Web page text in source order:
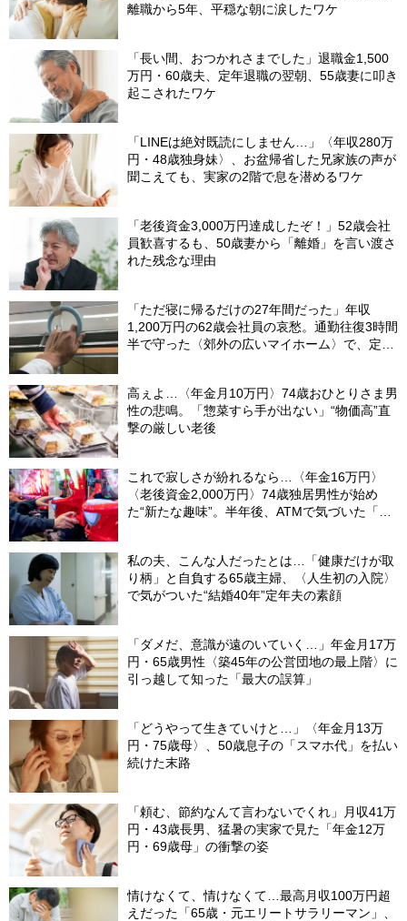
離職から5年、平穏な朝に涙したワケ
「長い間、おつかれさまでした」退職金1,500
万円・60歳夫、定年退職の翌朝、55歳妻に叩き
起こされたワケ
「LINEは絶対既読にしません…」〈年収280万
円・48歳独身妹〉、お盆帰省した兄家族の声が
聞こえても、実家の2階で息を潜めるワケ
「老後資金3,000万円達成したぞ！」52歳会社
員歓喜するも、50歳妻から「離婚」を言い渡さ
れた残念な理由
「ただ寝に帰るだけの27年間だった」年収
1,200万円の62歳会社員の哀愁。通勤往復3時間
半で守った〈郊外の広いマイホーム〉で、定年
高ぇよ…〈年金月10万円〉74歳おひとりさま男
性の悲鳴。「惣菜すら手が出ない」“物価高”直
撃の厳しい老後
これで寂しさが紛れるなら…〈年金16万円〉
〈老後資金2,000万円〉74歳独居男性が始め
た“新たな趣味”。半年後、ATMで気づいた「異
私の夫、こんな人だったとは…「健康だけが取
り柄」と自負する65歳主婦、〈人生初の入院〉
で気がついた“結婚40年”定年夫の素顔
「ダメだ、意識が遠のいていく…」年金月17万
円・65歳男性〈築45年の公営団地の最上階〉に
引っ越して知った「最大の誤算」
「どうやって生きていけと…」〈年金月13万
円・75歳母〉、50歳息子の「スマホ代」を払い
続けた末路
「頼む、節約なんて言わないでくれ」月収41万
円・43歳長男、猛暑の実家で見た「年金12万
円・69歳母」の衝撃の姿
情けなくて、情けなくて…最高月収100万円超
えだった「65歳・元エリートサラリーマン」、